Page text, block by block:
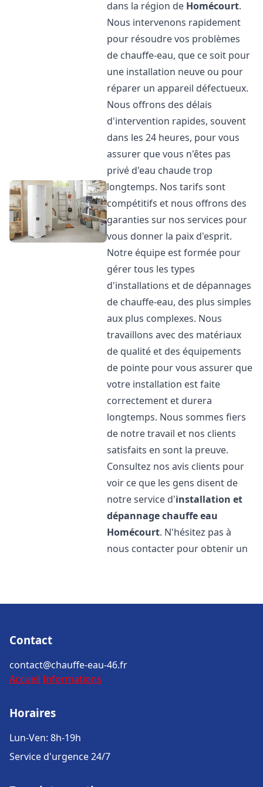
dans la région de Homécourt.
Nous intervenons rapidement
pour résoudre vos problèmes
de chauffe-eau, que ce soit pour
une installation neuve ou pour
réparer un appareil défectueux.
Nous offrons des délais
d'intervention rapides, souvent
dans les 24 heures, pour vous
assurer que vous n'êtes pas
privé d'eau chaude trop
longtemps. Nos tarifs sont
compétitifs et nous offrons des
garanties sur nos services pour
vous donner la paix d'esprit.
Notre équipe est formée pour
gérer tous les types
d'installations et de dépannages
de chauffe-eau, des plus simples
aux plus complexes. Nous
travaillons avec des matériaux
de qualité et des équipements
de pointe pour vous assurer que
votre installation est faite
correctement et durera
longtemps. Nous sommes fiers
de notre travail et nos clients
satisfaits en sont la preuve.
Consultez nos avis clients pour
voir ce que les gens disent de
notre service d'installation et
dépannage chauffe eau
Homécourt. N'hésitez pas à
nous contacter pour obtenir un
Contact
contact@chauffe-eau-46.fr
Accueil Informations
Horaires
Lun-Ven: 8h-19h
Service d'urgence 24/7